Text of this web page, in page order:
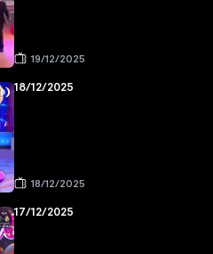
19/12/2025
18/12/2025
18/12/2025
17/12/2025